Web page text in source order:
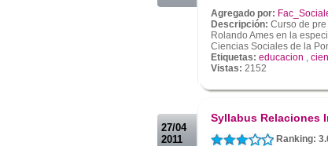
Agregado por:
Descripción: Curso de
Rolando Ames en la
Ciencias Sociales de la
Etiquetas: educacion ,
Vistas: 2152
27/04
2011
Syllabus Relaciones
Ranking: